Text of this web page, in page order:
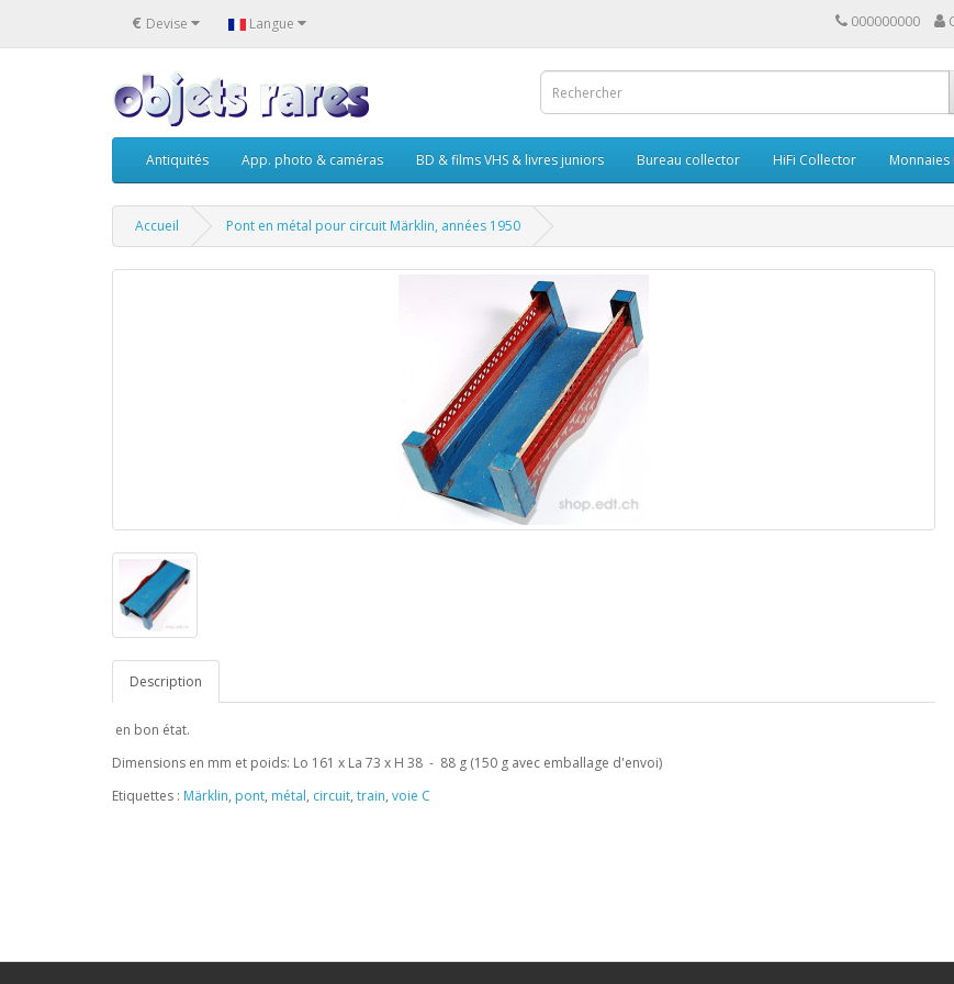
€ Devise Langue 000000000
Antiquités App. photo & caméras BD & films VHS & livres juniors Bureau collector HiFi Collector Monnaies
Accueil Pont en métal pour circuit Märklin, années 1950
Description
en bon état.
Dimensions en mm et poids: Lo 161 x La 73 x H 38 - 88 g (150 g avec emballage d'envoi)
Etiquettes : Märklin, pont, métal, circuit, train, voie C